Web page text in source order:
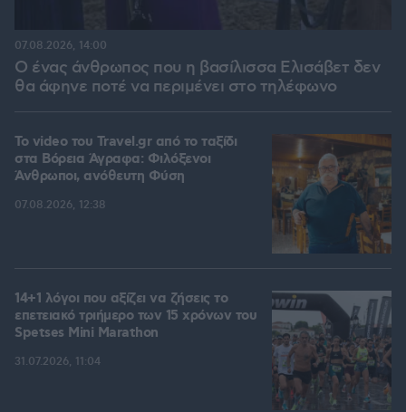
Ο ένας άνθρωπος που η βασίλισσα Ελισάβετ δεν
θα άφηνε ποτέ να περιμένει στο τηλέφωνο
07.08.2026, 14:00
To video του Travel.gr από το ταξίδι
στα Βόρεια Άγραφα: Φιλόξενοι
Άνθρωποι, ανόθευτη Φύση
07.08.2026, 12:38
14+1 λόγοι που αξίζει να ζήσεις το
επετειακό τριήμερο των 15 χρόνων του
Spetses Mini Marathon
31.07.2026, 11:04